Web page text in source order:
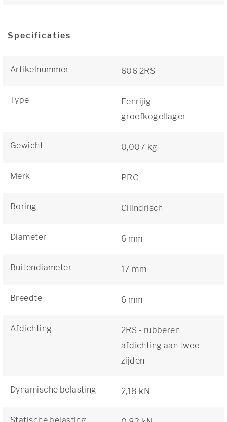
Specificaties
Artikelnummer 606 2RS
Type
Eenrijig
groefkogellager
Gewicht 0,007 kg
Merk PRC
Boring Cilindrisch
Diameter 6 mm
Buitendiameter 17 mm
Breedte 6 mm
Afdichting
2RS - rubberen
afdichting aan twee
zijden
Dynamische belasting 2,18 kN